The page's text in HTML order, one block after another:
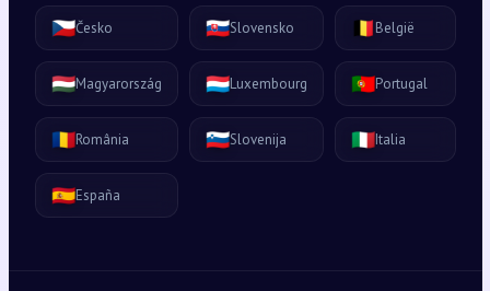
🇨🇿Česko 🇸🇰Slovensko 🇧🇪België
🇭🇺Magyarország 🇱🇺Luxembourg 🇵🇹Portugal
🇷🇴România 🇸🇮Slovenija 🇮🇹Italia
🇪🇸España